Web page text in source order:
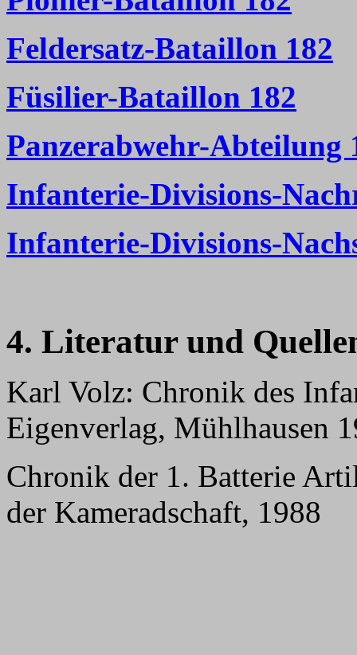
Feldersatz-Bataillon 182
Füsilier-Bataillon 182
Panzerabwehr-Abteilung
Infanterie-Divisions-
Infanterie-Divisions-
4. Literatur und
Karl Volz: Chronik des
Eigenverlag, Mühlhausen
Chronik der 1. Batterie
der Kameradschaft, 1988